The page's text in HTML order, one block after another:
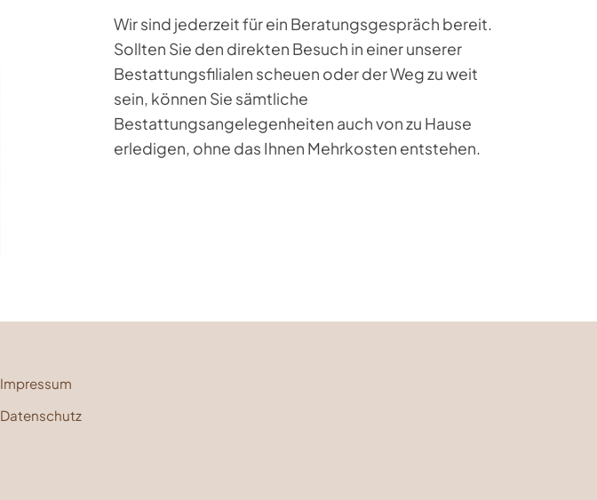
Wir sind jederzeit für ein Beratungsgespräch bereit.
Sollten Sie den direkten Besuch in einer unserer
Bestattungsfilialen scheuen oder der Weg zu weit
sein, können Sie sämtliche
Bestattungsangelegenheiten auch von zu Hause
erledigen, ohne das Ihnen Mehrkosten entstehen.
Impressum
Datenschutz